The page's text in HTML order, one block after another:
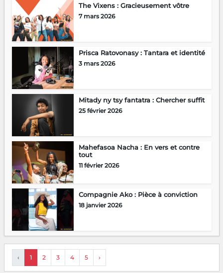
The Vixens : Gracieusement vôtre
7 mars 2026
Prisca Ratovonasy : Tantara et identité
3 mars 2026
Mitady ny tsy fantatra : Chercher suffit
25 février 2026
Mahefasoa Nacha : En vers et contre
tout
11 février 2026
Compagnie Ako : Pièce à conviction
18 janvier 2026
‹ 1 2 3 4 5 ›